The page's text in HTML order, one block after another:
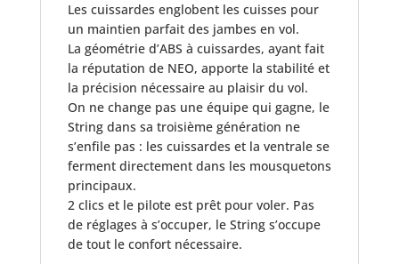
Les cuissardes englobent les cuisses pour
un maintien parfait des jambes en vol.
La géométrie d’ABS à cuissardes, ayant fait
la réputation de NEO, apporte la stabilité et
la précision nécessaire au plaisir du vol.
On ne change pas une équipe qui gagne, le
String dans sa troisième génération ne
s’enfile pas : les cuissardes et la ventrale se
ferment directement dans les mousquetons
principaux.
2 clics et le pilote est prêt pour voler. Pas
de réglages à s’occuper, le String s’occupe
de tout le confort nécessaire.